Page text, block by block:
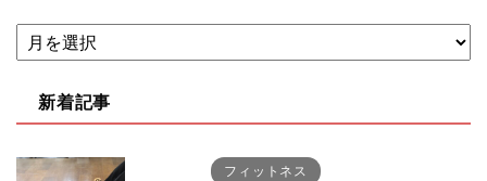
新着記事
フィットネス